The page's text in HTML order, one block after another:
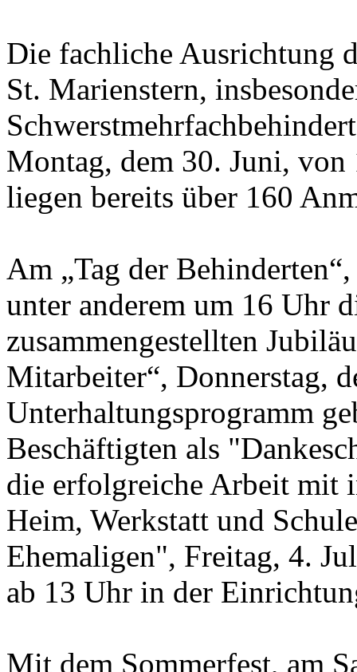
Die fachliche Ausrichtung
St. Marienstern,
Montag, dem 30. Juni,
liegen bereits über 160
Am „Tag der
unter anderem um 16 Uhr
zusammengestellten
Mitarbeiter“, Donnerstag,
Unterhaltungsprogramm
Beschäftigten als
die erfolgreiche Arbeit mit
Heim, Werkstatt und
Ehemaligen", Freitag, 4.
ab 13 Uhr in der
Mit dem Sommerfest, am